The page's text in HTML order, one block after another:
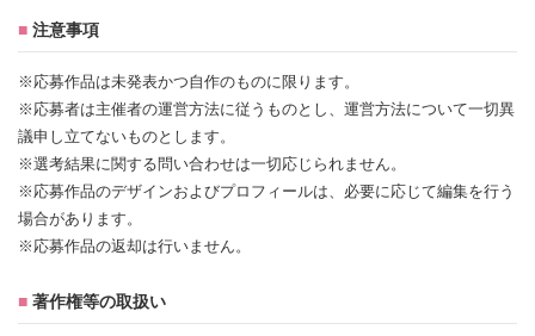
■ 注意事項
※応募作品は未発表かつ自作のものに限ります。
※応募者は主催者の運営方法に従うものとし、運営方法について一切異
議申し立てないものとします。
※選考結果に関する問い合わせは一切応じられません。
※応募作品のデザインおよびプロフィールは、必要に応じて編集を行う
場合があります。
※応募作品の返却は行いません。
■ 著作権等の取扱い